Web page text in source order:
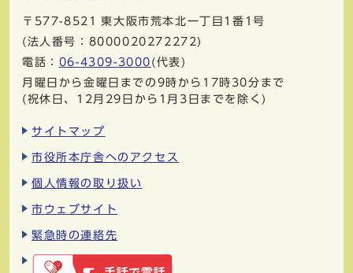
〒577-8521
東大阪市荒本北一丁目1番1号
(法人番号：8000020272272)
電話： 06-4309-3000 (代表)
月曜日から金曜日までの9時から17時30分まで
(祝休日、12月29日から1月3日までを除く)
サイトマップ
市役所本庁舎へのアクセス
個人情報の取り扱い
市ウェブサイト
緊急時の連絡先